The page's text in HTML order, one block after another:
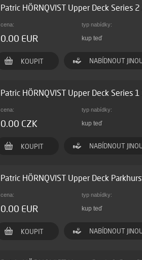
Patric HÖRNQVIST Upper Deck Series
cena: typ nabídky:
0.00 EUR kup teď
KOUPIT NABÍDNOUT
Patric HÖRNQVIST Upper Deck Series
cena: typ nabídky:
0.00 CZK kup teď
KOUPIT NABÍDNOUT
Patric HÖRNQVIST Upper Deck
cena: typ nabídky:
0.00 EUR kup teď
KOUPIT NABÍDNOUT